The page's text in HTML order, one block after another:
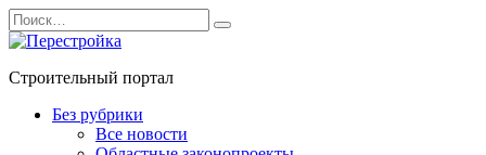
Перейти
к
содержанию
Search
for:
Строительный портал
Без рубрики
Все новости